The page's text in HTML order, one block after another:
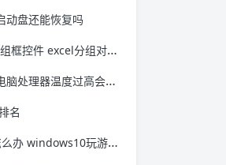
动盘还能恢复吗
控件 excel分组对话框
器温度过高会影响性能吗
名
玩游戏闪退怎么办